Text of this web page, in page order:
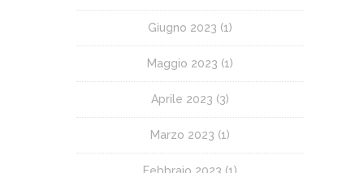
Giugno 2023 (1)
Maggio 2023 (1)
Aprile 2023 (3)
Marzo 2023 (1)